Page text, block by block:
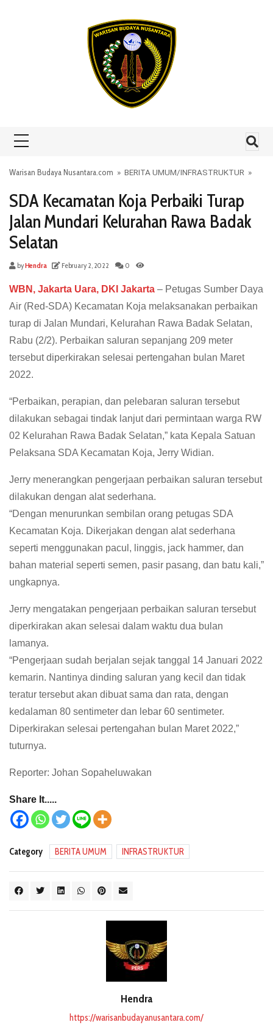
Warisan Budaya Nusantara.com » BERITA UMUM/INFRASTRUKTUR »
SDA Kecamatan Koja Perbaiki Turap
Jalan Mundari Kelurahan Rawa Badak
Selatan
byHendra February 2, 2022 0
WBN, Jakarta Uara, DKI Jakarta – Petugas Sumber Daya
Air (Red-SDA) Kecamatan Koja melaksanakan perbaikan
turap di Jalan Mundari, Kelurahan Rawa Badak Selatan,
Rabu (2/2). Perbaikan saluran sepanjang 209 meter
tersebut diperkirakan selesai pertengahan bulan Maret
2022.
“Perbaikan, perapian, dan pelebaran saluran tersebut
dilakukan sebagai tindak lanjut dari permintaan warga RW
02 Kelurahan Rawa Badak Selatan,” kata Kepala Satuan
Pelaksana SDA Kecamatan Koja, Jerry Widian.
Jerry menerangkan pengerjaan perbaikan saluran tersebut
dilakukan dengan alat sederhana.
“Dengan menurunkan sembilan orang petugas SDA
Kecamatan Koja. Dikerjakan dengan alat sederhana
seperti menggunakan pacul, linggis, jack hammer, dan
bahan material seperti semen, pasir pasang, dan batu kali,”
ungkapnya.
Jerry mengatakan pengerjaan perbaikan saluran tersebut
diperkirakan akan selesai dalam waktu dua bulan
lamanya.
“Pengerjaan sudah berjalan sejak tanggal 14 Januari 2022
kemarin. Nantinya dinding saluran yang kecil dan tidak
teratur tersebut akan dibuat sama dan rata, dengan
kedalaman 80 sentimeter dan lebar 60 sentimeter.
Diperkirakan selesai pertengahan bulan Maret 2022,”
tuturnya.
Reporter: Johan Sopaheluwakan
Share It.....
Category BERITA UMUM INFRASTRUKTUR
Hendra
https://warisanbudayanusantara.com/